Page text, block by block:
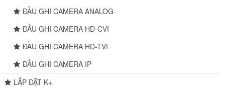
ĐẦU GHI CAMERA ANALOG
ĐẦU GHI CAMERA HD-CVI
ĐẦU GHI CAMERA HD-TVI
ĐẦU GHI CAMERA IP
LẮP ĐẶT K+